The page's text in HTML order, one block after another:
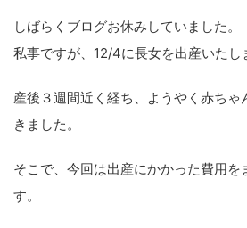
しばらくブログお休みしていました。
私事ですが、12/4に長女を出産いたし
産後３週間近く経ち、ようやく赤ちゃ
きました。
そこで、今回は出産にかかった費用を
す。